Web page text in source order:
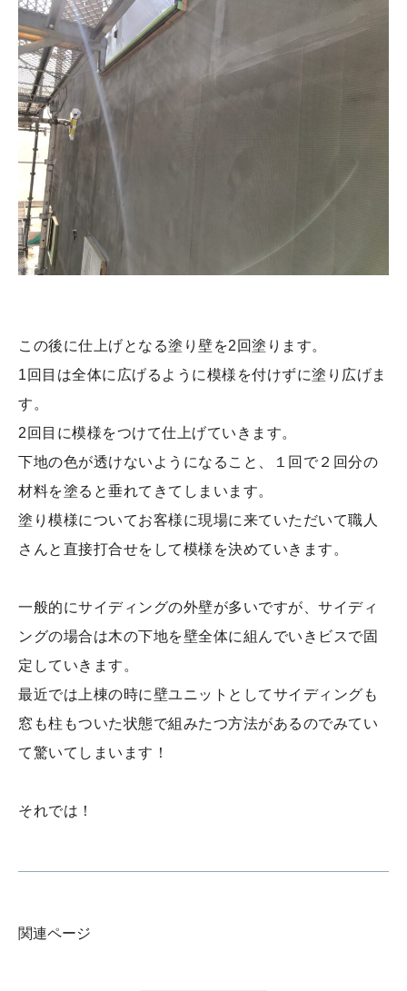
この後に仕上げとなる塗り壁を2回塗ります。
1回目は全体に広げるように模様を付けずに塗り広げま
す。
2回目に模様をつけて仕上げていきます。
下地の色が透けないようになること、１回で２回分の
材料を塗ると垂れてきてしまいます。
塗り模様についてお客様に現場に来ていただいて職人
さんと直接打合せをして模様を決めていきます。
一般的にサイディングの外壁が多いですが、サイディ
ングの場合は木の下地を壁全体に組んでいきビスで固
定していきます。
最近では上棟の時に壁ユニットとしてサイディングも
窓も柱もついた状態で組みたつ方法があるのでみてい
て驚いてしまいます！
それでは！
関連ページ